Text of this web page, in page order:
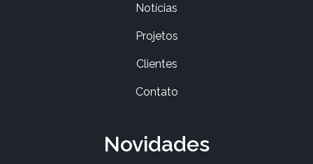
Notícias
Projetos
Clientes
Contato
Novidades